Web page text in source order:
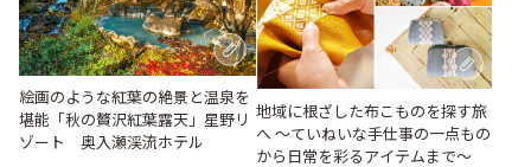
絵画のような紅葉の絶景と温泉を
堪能「秋の贅沢紅葉露天」星野リ
ゾート 奥入瀬渓流ホテル
地域に根ざした布こものを探す旅
へ 〜ていねいな手仕事の一点もの
から日常を彩るアイテムまで〜